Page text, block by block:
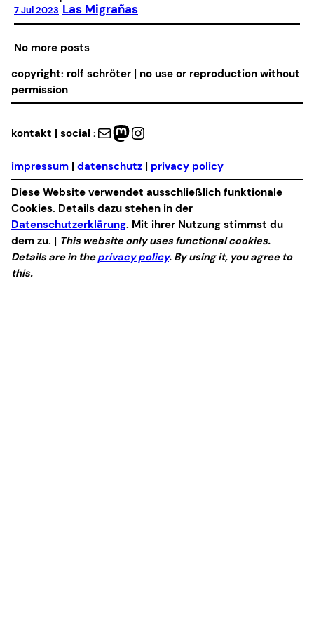
7 Jul 2023 Las Migrañas
No more posts
copyright: rolf schröter | no use or reproduction without
permission
kontakt | social : Mail Mastodon Instagram
impressum | datenschutz | privacy policy
Diese Website verwendet ausschließlich funktionale
Cookies. Details dazu stehen in der
Datenschutzerklärung. Mit ihrer Nutzung stimmst du
dem zu. | This website only uses functional cookies.
Details are in theprivacy policy. By using it, you agree to
this.